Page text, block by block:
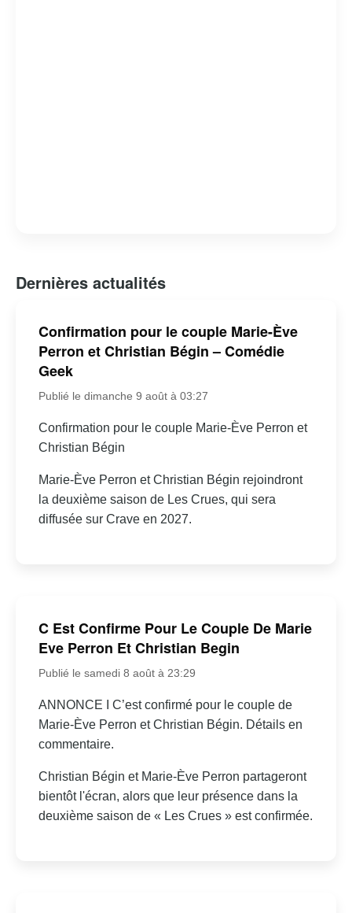
Dernières actualités
Confirmation pour le couple Marie-Ève
Perron et Christian Bégin – Comédie
Geek
Publié le dimanche 9 août à 03:27
Confirmation pour le couple Marie-Ève Perron et
Christian Bégin
Marie-Ève Perron et Christian Bégin rejoindront
la deuxième saison de Les Crues, qui sera
diffusée sur Crave en 2027.
C Est Confirme Pour Le Couple De Marie
Eve Perron Et Christian Begin
Publié le samedi 8 août à 23:29
ANNONCE I C’est confirmé pour le couple de
Marie-Ève Perron et Christian Bégin. Détails en
commentaire.
Christian Bégin et Marie-Ève Perron partageront
bientôt l'écran, alors que leur présence dans la
deuxième saison de « Les Crues » est confirmée.